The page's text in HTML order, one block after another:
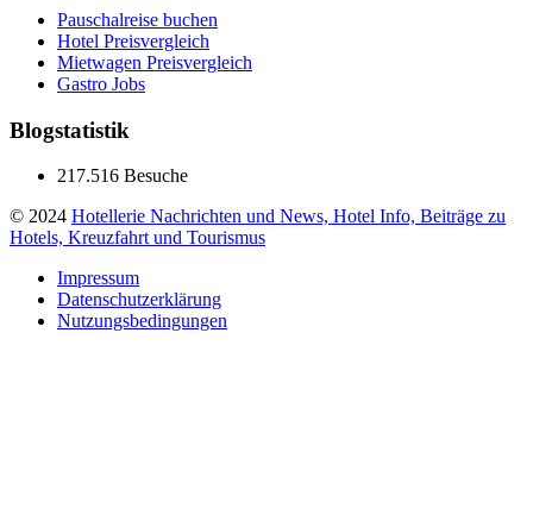
Pauschalreise buchen
Hotel Preisvergleich
Mietwagen Preisvergleich
Gastro Jobs
Blogstatistik
217.516 Besuche
© 2024 Hotellerie Nachrichten und News, Hotel Info, Beiträge zu
Hotels, Kreuzfahrt und Tourismus
Impressum
Datenschutzerklärung
Nutzungsbedingungen